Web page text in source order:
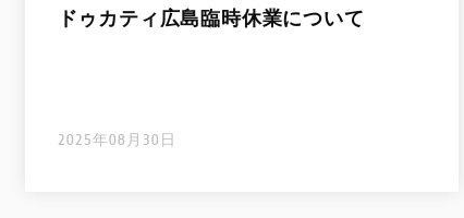
ドゥカティ広島臨時休業について
2025年08月30日